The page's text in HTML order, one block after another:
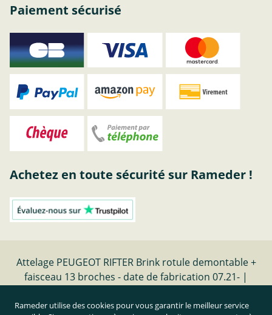
Paiement sécurisé
Achetez en toute sécurité sur Rameder !
Attelage PEUGEOT RIFTER Brink rotule demontable +
faisceau 13 broches - date de fabrication 07.21- |
Rameder utilise des cookies pour vous garantir le meilleur service